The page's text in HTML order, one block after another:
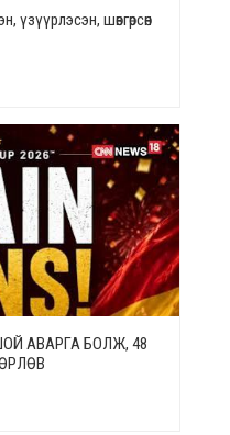
үзүүрлэсэн, шөвгөрсөн
АВАРГА БОЛЖ, 48